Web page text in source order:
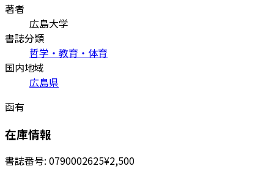
著者
広島大学
書誌分類
哲学・教育・体育
国内地域
広島県
函有
在庫情報
書誌番号: 0790002625¥2,500